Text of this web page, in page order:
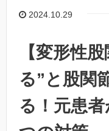
2024.10.29
【変形性
る”と股関
る！元患